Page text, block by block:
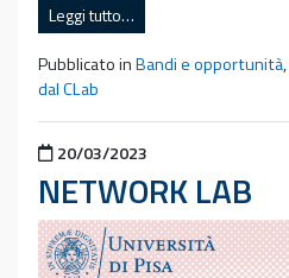
Leggi tutto…
Pubblicato inBandi e opportunità,
dal CLab
Pubblicato il
20/03/2023
NETWORK LAB